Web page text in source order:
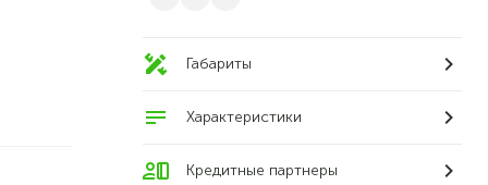
Габариты
Характеристики
Кредитные партнеры